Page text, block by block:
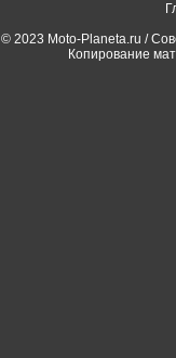
© 2023 Moto-Planeta.ru /
Копирование